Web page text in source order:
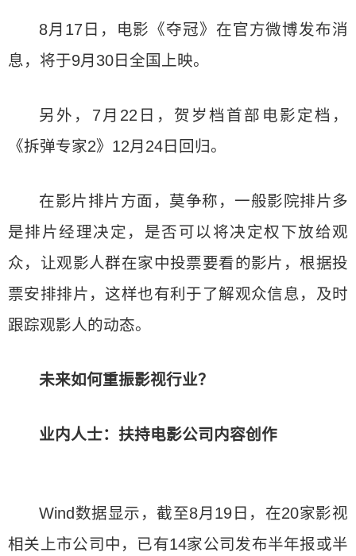
8月17日，电影《夺冠》在官方微博发布消
息，将于9月30日全国上映。
另外，7月22日，贺岁档首部电影定档，
《拆弹专家2》12月24日回归。
在影片排片方面，莫争称，一般影院排片多
是排片经理决定，是否可以将决定权下放给观
众，让观影人群在家中投票要看的影片，根据投
票安排排片，这样也有利于了解观众信息，及时
跟踪观影人的动态。
未来如何重振影视行业？
业内人士：扶持电影公司内容创作
Wind数据显示，截至8月19日，在20家影视
相关上市公司中，已有14家公司发布半年报或半